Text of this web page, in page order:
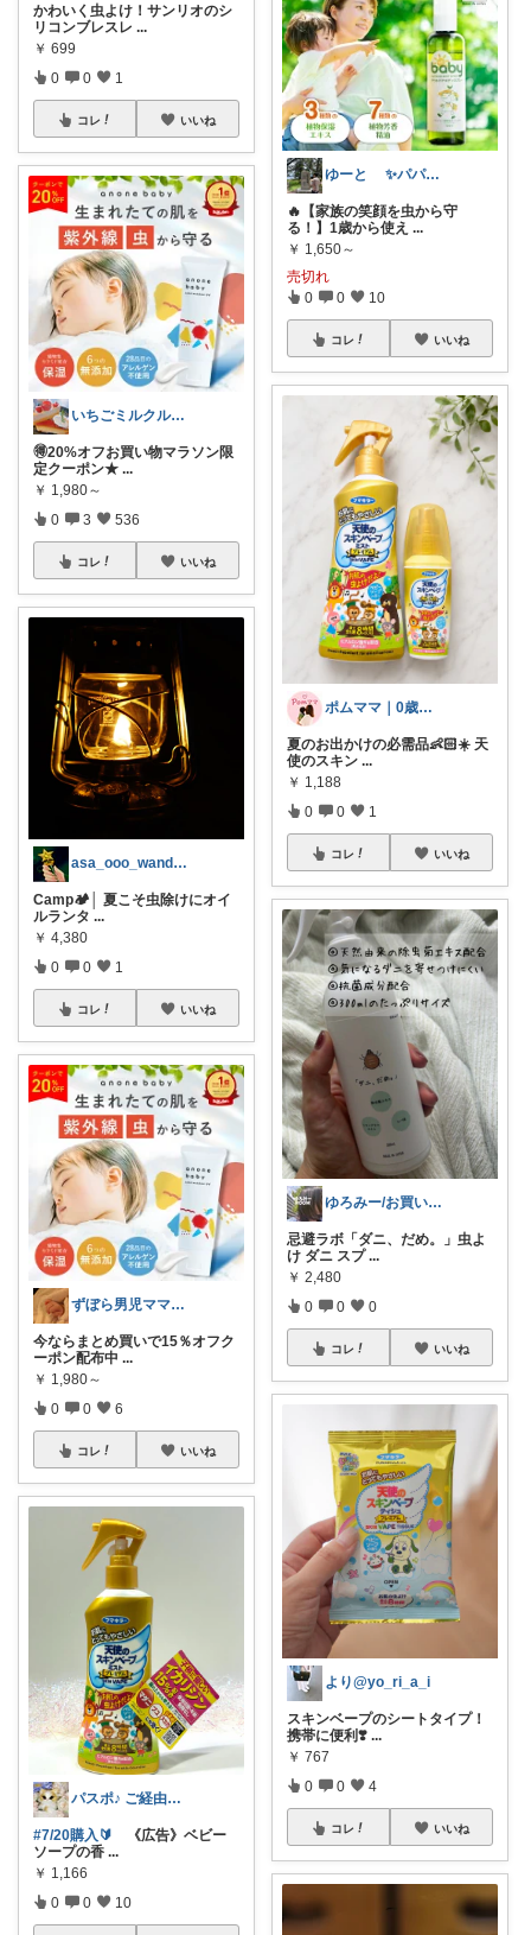
かわいく虫よけ！サンリオのシ
リコンブレスレ ...
￥ 699
0 0 1
コレ いいね
いちごミルクル 育児 美容 洋服など
🉐20%オフお買い物マラソン限
定クーポン★ ...
￥ 1,980～
0 3 536
コレ いいね
asa_ooo_wander│安心を買う
Camp🏕️│ 夏こそ虫除けにオイ
ルランタ ...
￥ 4,380
0 0 1
コレ いいね
ずぼら男児ママの時短便利グッズROOM
今ならまとめ買いで15％オフク
ーポン配布中 ...
￥ 1,980～
0 0 6
コレ いいね
パスポ♪ ご経由イイネ・コメ嬉し😽
#7/20購入🔰 《広告》ベビー
ソープの香 ...
￥ 1,166
0 0 10
ゆーと ✨パパ目線で便利グッツを紹介✨
🔥【家族の笑顔を虫から守
る！】1歳から使え ...
￥ 1,650～
売切れ
0 0 10
コレ いいね
ポムママ｜0歳育児×暮らしの便利アイテム
夏のお出かけの必需品👶🏻☀️ 天
使のスキン ...
￥ 1,188
0 0 1
コレ いいね
ゆろみー/お買い物大好き/セールクーポン
忌避ラボ「ダニ、だめ。」虫よ
け ダニ スプ ...
￥ 2,480
0 0 0
コレ いいね
より@yo_ri_a_i
スキンベープのシートタイプ！
携帯に便利❣️ ...
￥ 767
0 0 4
コレ いいね